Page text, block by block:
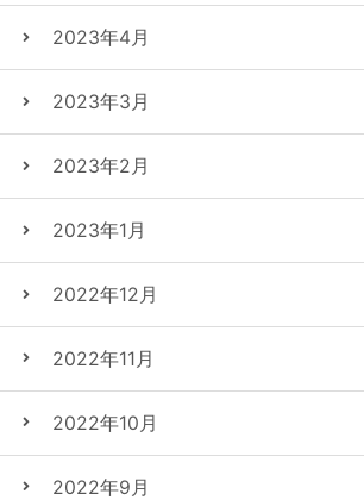
2023年4月
2023年3月
2023年2月
2023年1月
2022年12月
2022年11月
2022年10月
2022年9月